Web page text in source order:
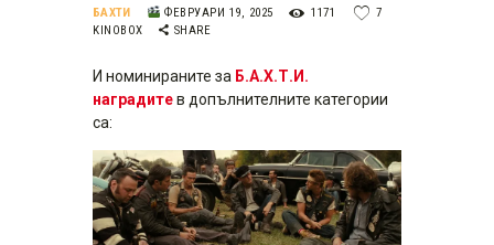
БАХТИ ФЕВРУАРИ 19, 2025 1171
7
KINOBOX
SHARE
И номинираните за Б.А.Х.Т.И.
наградитев допълнителните категории
са: